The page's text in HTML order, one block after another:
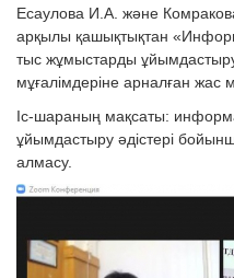
Есаулова И.А. және
арқылы қашықтықтан
тыс жұмыстарды
мұғалімдеріне арналған жас
Іс-шараның мақсаты:
ұйымдастыру әдістері
алмасу.